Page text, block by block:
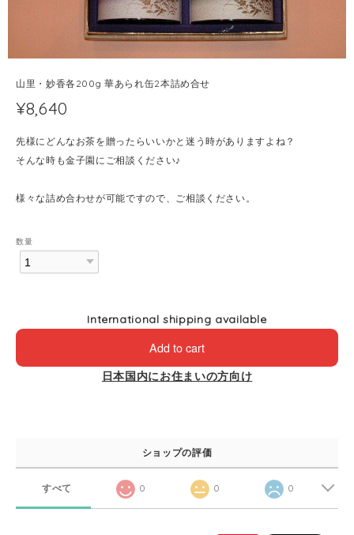
山里・妙香各200g 華あられ缶2本詰め合せ
¥8,640
先様にどんなお茶を贈ったらいいかと迷う時がありますよね？
そんな時も金子園にご相談ください♪
様々な詰め合わせが可能ですので、ご相談ください。
数量
International shipping available
Add to cart
日本国内にお住まいの方向け
ショップの評価
すべて 0 0 0